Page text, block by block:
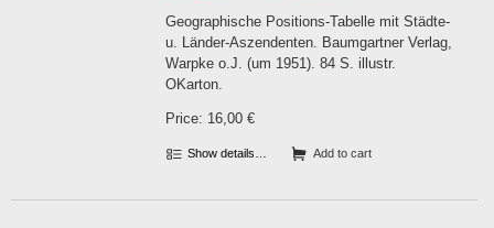
Geographische Positions-Tabelle mit Städte-
u. Länder-Aszendenten. Baumgartner Verlag,
Warpke o.J. (um 1951). 84 S. illustr.
OKarton.
Price: 16,00 €
Show details… Add to cart